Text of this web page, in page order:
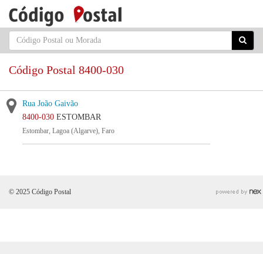
Código Postal 8400-030
Rua João Gaivão
8400-030 ESTOMBAR
Estombar, Lagoa (Algarve), Faro
© 2025 Código Postal